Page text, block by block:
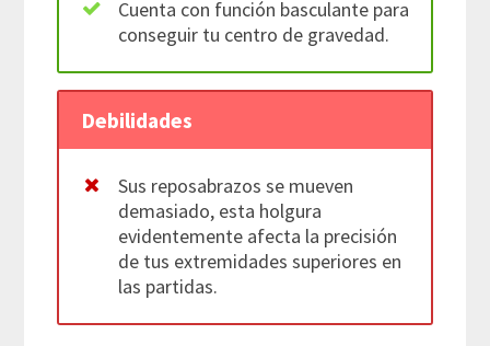
Cuenta con función basculante para
conseguir tu centro de gravedad.
Debilidades
Sus reposabrazos se mueven
demasiado, esta holgura
evidentemente afecta la precisión
de tus extremidades superiores en
las partidas.